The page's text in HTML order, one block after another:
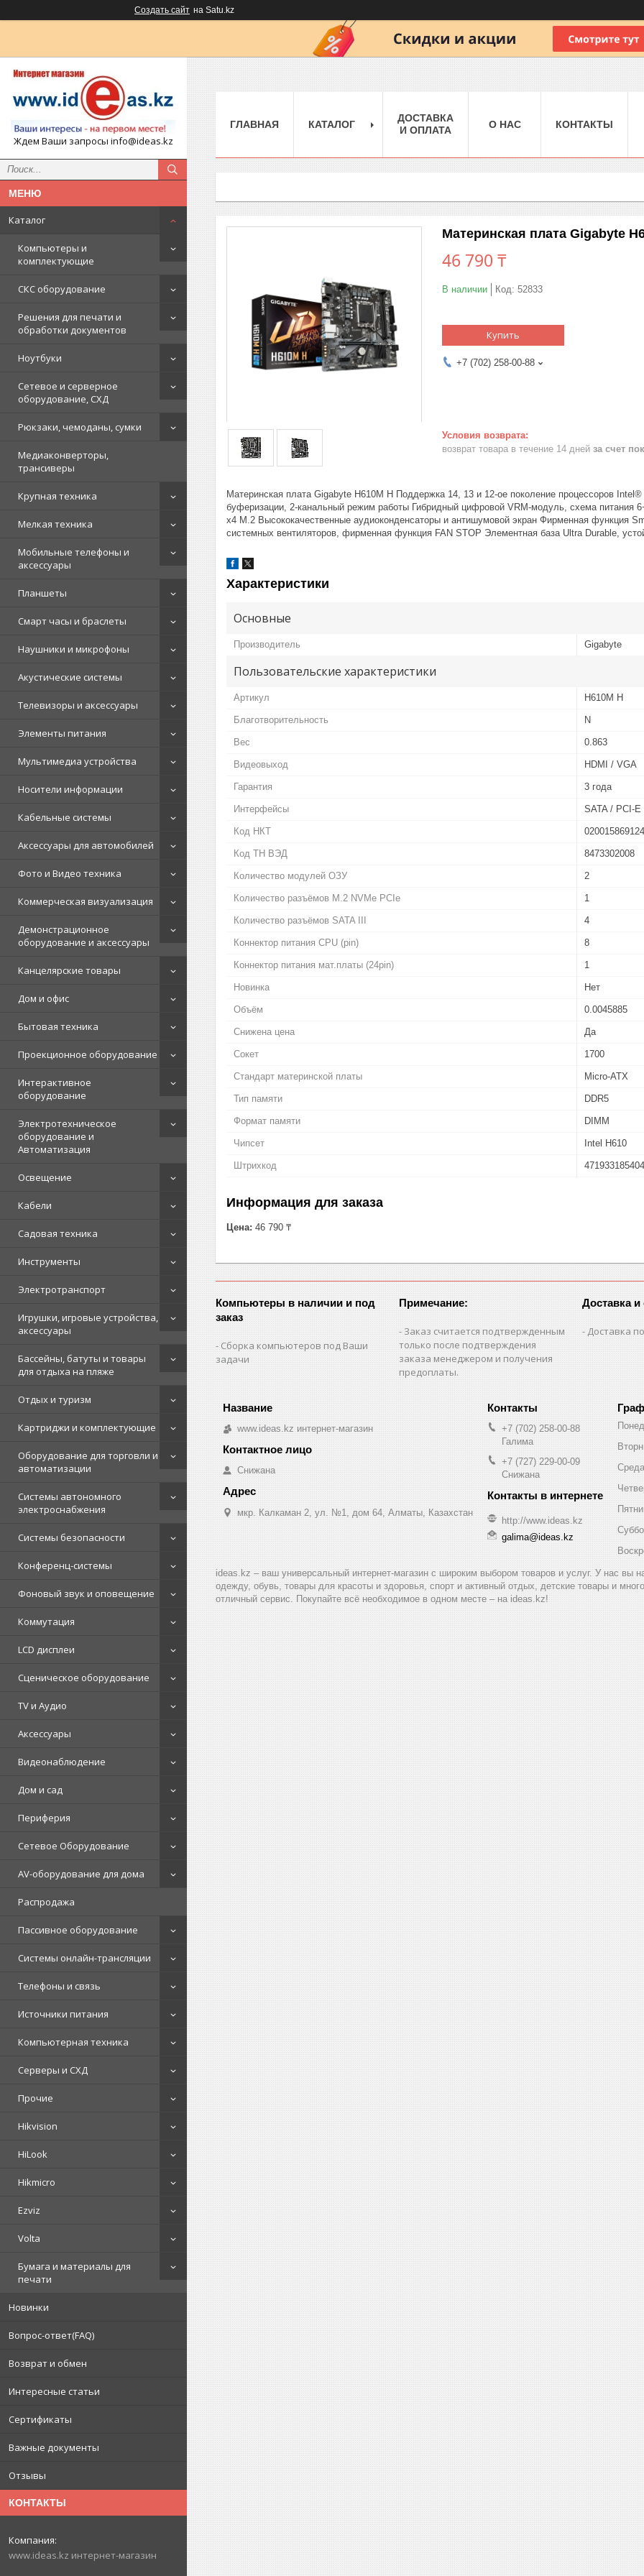
Создать сайт на Satu.kz
Ждем Ваши запросы info@ideas.kz
Каталог
Компьютеры и
комплектующие
СКС оборудование
Решения для печати и
обработки документов
Ноутбуки
Сетевое и серверное
оборудование, СХД
Рюкзаки, чемоданы, сумки
Медиаконверторы,
трансиверы
Крупная техника
Мелкая техника
Мобильные телефоны и
аксессуары
Планшеты
Смарт часы и браслеты
Наушники и микрофоны
Акустические системы
Телевизоры и аксессуары
Элементы питания
Мультимедиа устройства
Носители информации
Кабельные системы
Аксессуары для автомобилей
Фото и Видео техника
Коммерческая визуализация
Демонстрационное
оборудование и аксессуары
Канцелярские товары
Дом и офис
Бытовая техника
Проекционное оборудование
Интерактивное
оборудование
Электротехническое
оборудование и
Автоматизация
Освещение
Кабели
Садовая техника
Инструменты
Электротранспорт
Игрушки, игровые устройства,
аксессуары
Бассейны, батуты и товары
для отдыха на пляже
Отдых и туризм
Картриджи и комплектующие
Оборудование для торговли и
автоматизации
Системы автономного
электроснабжения
Системы безопасности
Конференц-системы
Фоновый звук и оповещение
Коммутация
LCD дисплеи
Сценическое оборудование
TV и Аудио
Аксессуары
Видеонаблюдение
Дом и сад
Периферия
Сетевое Оборудование
AV-оборудование для дома
Распродажа
Пассивное оборудование
Системы онлайн-трансляции
Телефоны и связь
Источники питания
Компьютерная техника
Серверы и СХД
Прочие
Hikvision
HiLook
Hikmicro
Ezviz
Volta
Бумага и материалы для
печати
Новинки
Вопрос-ответ(FAQ)
Возврат и обмен
Интересные статьи
Сертификаты
Важные документы
Отзывы
КОНТАКТЫ
www.ideas.kz интернет-магазин
ГЛАВНАЯ КАТАЛОГ
ДОСТАВКА
И ОПЛАТА
О НАС КОНТАКТЫ
Материнская плата Gigabyte
46 790 ₸
В наличии Код: 52833
Купить
+7 (702) 258-00-88
возврат товара в течение 14 дней за счет
Материнская плата Gigabyte H610M H Поддержка 14, 13 и 12-ое поколение процессоров
буферизации, 2-канальный режим работы Гибридный цифровой VRM-модуль, схема питания
x4 M.2 Высококачественные аудиоконденсаторы и антишумовой экран Фирменная функция
системных вентиляторов, фирменная функция FAN STOP Элементная база Ultra Durable,
Характеристики
Основные
Производитель Gigabyte
Пользовательские характеристики
Артикул H610M H
Благотворительность N
Вес 0.863
Видеовыход HDMI / VGA
Гарантия 3 года
Интерфейсы SATA / PCI-E
Код НКТ
Код ТН ВЭД 8473302008
Количество модулей ОЗУ 2
Количество разъёмов M.2 NVMe PCIe 1
Количество разъёмов SATA III 4
Коннектор питания CPU (pin) 8
Коннектор питания мат.платы (24pin) 1
Новинка Нет
Объём 0.0045885
Снижена цена Да
Сокет 1700
Стандарт материнской платы Micro-ATX
Тип памяти DDR5
Формат памяти DIMM
Чипсет Intel H610
Штрихкод
Информация для заказа
Цена: 46 790 ₸
Компьютеры в наличии и под
заказ
Сборка компьютеров под Ваши
задачи
Примечание:
Заказ считается подтвержденным
только после подтверждения
заказа менеджером и получения
предоплаты.
Доставка и
Доставка
www.ideas.kz интернет-магазин
Снижана
мкр. Калкаман 2, ул. №1, дом 64, Алматы, Казахстан
+7 (702) 258-00-88
Галима
+7 (727) 229-00-09
Снижана
http://www.ideas.kz
galima@ideas.kz
Среда
ideas.kz – ваш универсальный интернет-магазин с широким выбором товаров и услуг. У нас вы
одежду, обувь, товары для красоты и здоровья, спорт и активный отдых, детские товары и
отличный сервис. Покупайте всё необходимое в одном месте – на ideas.kz!